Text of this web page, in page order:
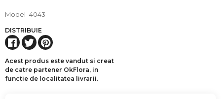
Model 4043
DISTRIBUIE
Acest produs este vandut si creat
de catre partener OkFlora, in
functie de localitatea livrarii.